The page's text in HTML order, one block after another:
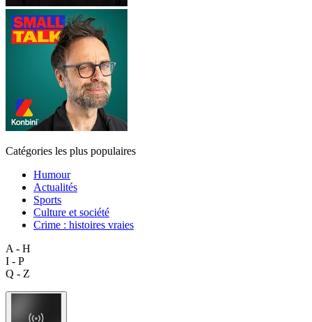
Catégories les plus populaires
Humour
Actualités
Sports
Culture et société
Crime : histoires vraies
A - H
I - P
Q - Z